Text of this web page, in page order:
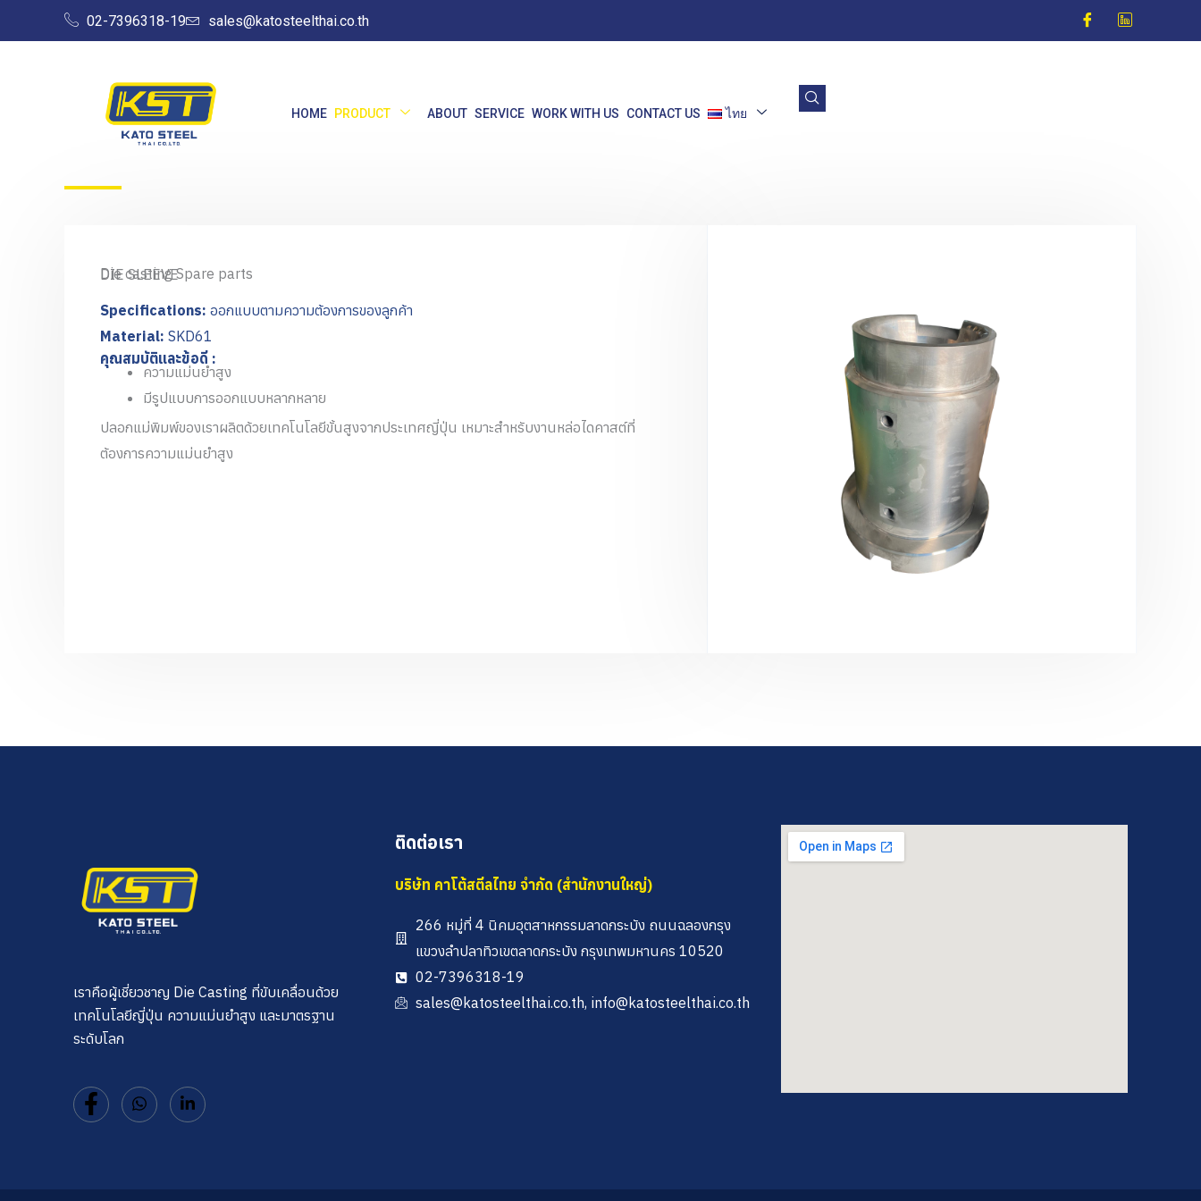
to
02-7396318-19 sales@katosteelthai.co.th
HOME PRODUCT ABOUT SERVICE WORK WITH US CONTACT US ไทย
Die casting Spare parts
DIE SLEEVE
Specifications: ออกแบบตามความต้องการของลูกค้า
Material: SKD61
คุณสมบัติและข้อดี :
ความแม่นยำสูง
มีรูปแบบการออกแบบหลากหลาย
ปลอกแม่พิมพ์ของเราผลิตด้วยเทคโนโลยีขั้นสูงจากประเทศญี่ปุ่น เหมาะสำหรับงานหล่อไดคาสต์ที่
ต้องการความแม่นยำสูง
เราคือผู้เชี่ยวชาญ Die Casting ที่ขับเคลื่อนด้วย
เทคโนโลยีญี่ปุ่น ความแม่นยำสูง และมาตรฐาน
ระดับโลก
ติดต่อเรา
บริษัท คาโต้สตีลไทย จำกัด (สำนักงานใหญ่)
266 หมู่ที่ 4 นิคมอุตสาหกรรมลาดกระบัง ถนนฉลองกรุง
แขวงลำปลาทิวเขตลาดกระบัง กรุงเทพมหานคร 10520
02-7396318-19
sales@katosteelthai.co.th, info@katosteelthai.co.th